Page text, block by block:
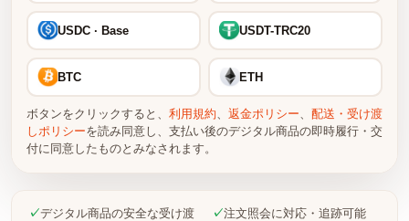
USDC · Base USDT-TRC20
BTC ETH
ボタンをクリックすると、 利用規約、 返金ポリシー、 配送・受け渡
しポリシーを読み同意し、支払い後のデジタル商品の即時履行・交
付に同意したものとみなされます。
✓デジタル商品の安全な受け渡
✓注文照会に対応・追跡可能